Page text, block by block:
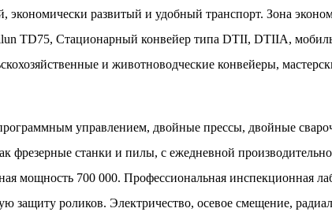
развитый и удобный транспорт. Зона
TD75, Стационарный конвейер типа DTII, DTIIA,
и животноводческие конвейеры,
управлением, двойные прессы, двойные
фрезерные станки и пилы, с ежедневной
мощность 700 000. Профессиональная инспекционная
защиту роликов. Электричество, осевое смещение,